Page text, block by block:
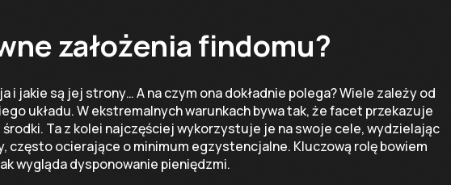
założenia findomu?
i jakie są jej strony… A na czym ona dokładnie polega? Wiele zależy od
układu. W ekstremalnych warunkach bywa tak, że facet przekazuje
Ta z kolei najczęściej wykorzystuje je na swoje cele, wydzielając
często ocierające o minimum egzystencjalne. Kluczową rolę bowiem
wygląda dysponowanie pieniędzmi.